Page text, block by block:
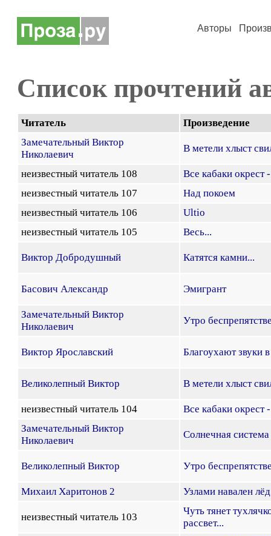
Авторы
Список прочтений
Читатель
Произведение
Замечательный Виктор
Николаевич
В метели хлыст
неизвестный читатель 108
Все кабаки окрест
неизвестный читатель 107
Над покоем
неизвестный читатель 106
Ultio
неизвестный читатель 105
Весь...
Виктор Добродушный Катятся камни...
Басович Александр Эмигрант
Замечательный Виктор
Николаевич
Утро
Виктор Ярославский Благоухают звуки
Великолепный Виктор В метели хлыст
неизвестный читатель 104
Все кабаки окрест
Замечательный Виктор
Николаевич
Солнечная система
Великолепный Виктор Утро
Михаил Харитонов 2 Узлами навален
неизвестный читатель 103
Чуть тянет
рассвет...